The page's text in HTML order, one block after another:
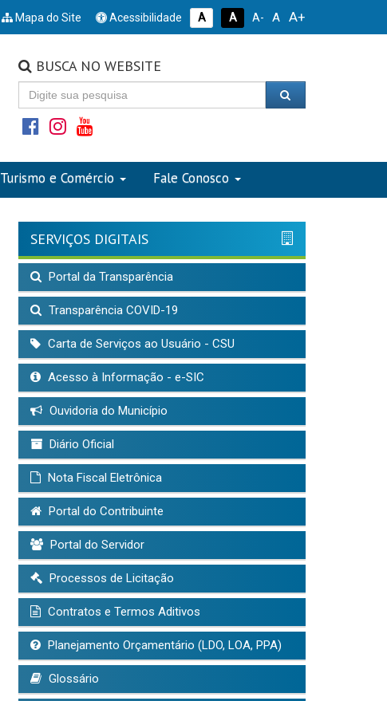
Mapa do Site Acessibilidade A A A- A A+
BUSCA NO WEBSITE
Turismo e Comércio Fale Conosco
SERVIÇOS DIGITAIS
Portal da Transparência
Transparência COVID-19
Carta de Serviços ao Usuário - CSU
Acesso à Informação - e-SIC
Ouvidoria do Município
Diário Oficial
Nota Fiscal Eletrônica
Portal do Contribuinte
Portal do Servidor
Processos de Licitação
Contratos e Termos Aditivos
Planejamento Orçamentário (LDO, LOA, PPA)
Glossário